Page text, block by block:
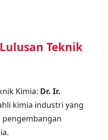
Teknik
Kimia: Dr. Ir.
kimia industri yang